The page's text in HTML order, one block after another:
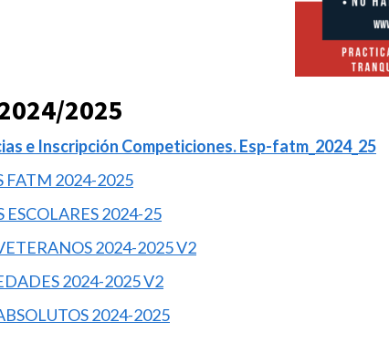
2025
e Inscripción Competiciones. Esp-fatm_2024_25
FATM 2024-2025
2024-25
2024-2025 V2
2024-2025 V2
2024-2025